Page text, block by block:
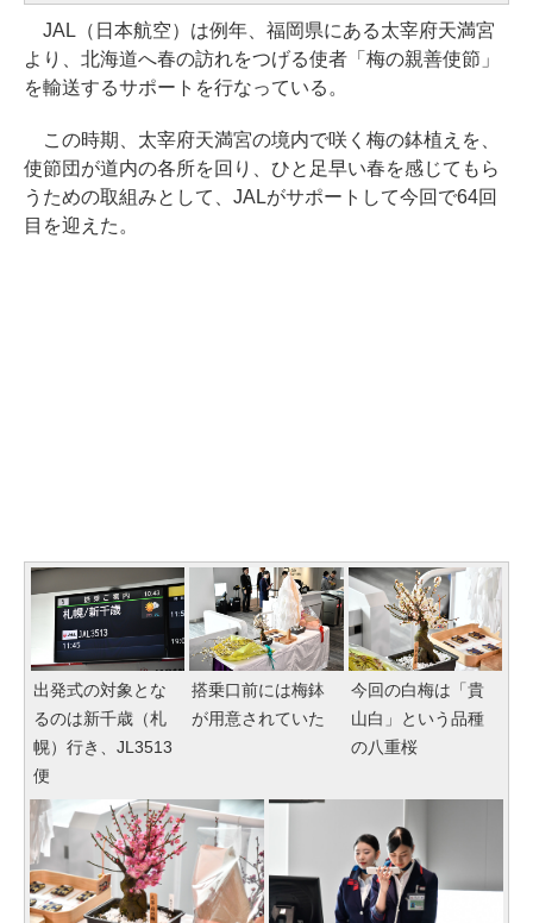
JAL（日本航空）は例年、福岡県にある太宰府天満宮
より、北海道へ春の訪れをつげる使者「梅の親善使節」
を輸送するサポートを行なっている。
この時期、太宰府天満宮の境内で咲く梅の鉢植えを、
使節団が道内の各所を回り、ひと足早い春を感じてもら
うための取組みとして、JALがサポートして今回で64回
目を迎えた。
出発式の対象とな
るのは新千歳（札
幌）行き、JL3513
便
搭乗口前には梅鉢
が用意されていた
今回の白梅は「貴
山白」という品種
の八重桜